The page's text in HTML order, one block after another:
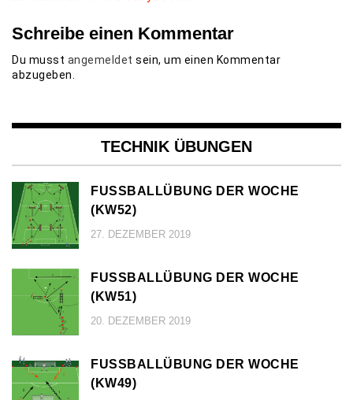
Schreibe einen Kommentar
Du musst angemeldet sein, um einen Kommentar
abzugeben.
TECHNIK ÜBUNGEN
FUSSBALLÜBUNG DER WOCHE (
KW52)
27. DEZEMBER 2019
FUSSBALLÜBUNG DER WOCHE (
KW51)
20. DEZEMBER 2019
FUSSBALLÜBUNG DER WOCHE (
KW49)